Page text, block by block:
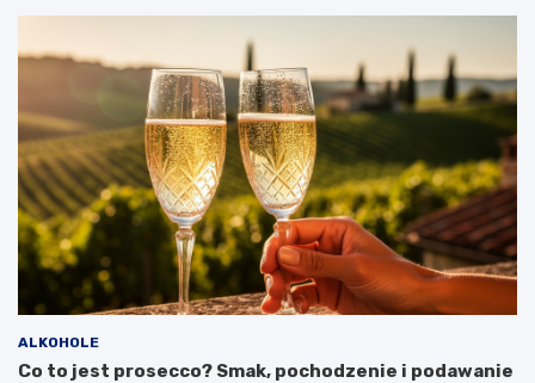
ALKOHOLE
Co to jest prosecco? Smak, pochodzenie i podawanie